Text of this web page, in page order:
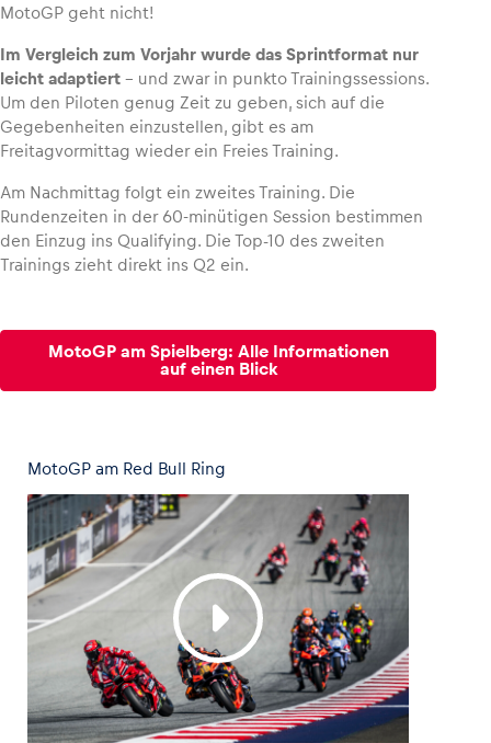
Business
Alle anzeigen
Glossar
MotoGP geht nicht!
Im Vergleich zum Vorjahr wurde das Sprintformat nur
leicht adaptiert – und zwar in punkto Trainingssessions.
Um den Piloten genug Zeit zu geben, sich auf die
Gegebenheiten einzustellen, gibt es am
Freitagvormittag wieder ein Freies Training.
Am Nachmittag folgt ein zweites Training. Die
Rundenzeiten in der 60-minütigen Session bestimmen
den Einzug ins Qualifying. Die Top-10 des zweiten
Trainings zieht direkt ins Q2 ein.
MotoGP am Spielberg: Alle Informationen
auf einen Blick
MotoGP am Red Bull Ring